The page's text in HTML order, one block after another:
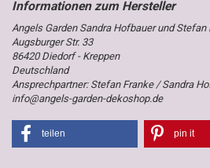
Angels Garden Sandra Hofbauer und Stefan
Augsburger Str. 33
86420 Diedorf - Kreppen
Deutschland
Ansprechpartner: Stefan Franke / Sandra
info@angels-garden-dekoshop.de
teilen pin it